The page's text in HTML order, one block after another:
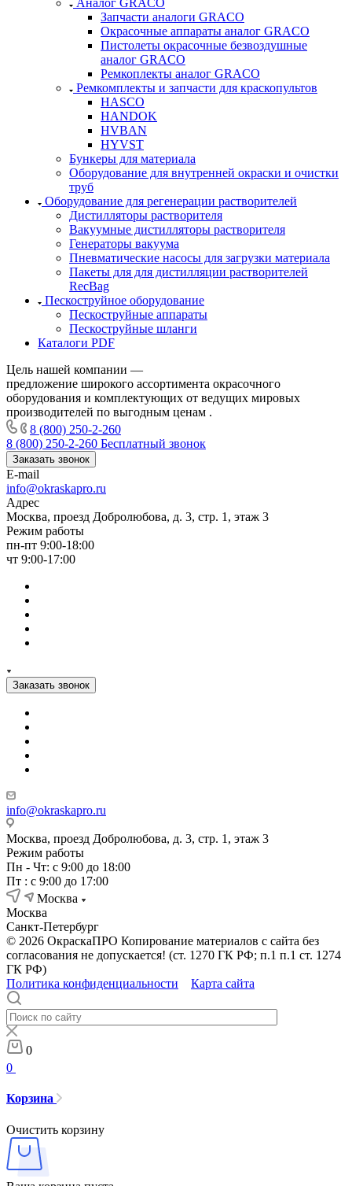
Аналог GRACO
Запчасти аналоги GRACO
Окрасочные аппараты аналог GRACO
Пистолеты окрасочные безвоздушные
аналог GRACO
Ремкоплекты аналог GRACO
Ремкомплекты и запчасти для краскопультов
HASCO
HANDOK
HVBAN
HYVST
Бункеры для материала
Оборудование для внутренней окраски и очистки
труб
Оборудование для регенерации растворителей
Дистилляторы растворителя
Вакуумные дистилляторы растворителя
Генераторы вакуума
Пневматические насосы для загрузки материала
Пакеты для для дистилляции растворителей
RecBag
Пескоструйное оборудование
Пескоструйные аппараты
Пескоструйные шланги
Каталоги PDF
Цель нашей компании —
предложение широкого ассортимента окрасочного
оборудования и комплектующих от ведущих мировых
производителей по выгодным ценам .
8 (800) 250-2-260
8 (800) 250-2-260 Бесплатный звонок
Заказать звонок
E-mail
info@okraskapro.ru
Адрес
Москва, проезд Добролюбова, д. 3, стр. 1, этаж 3
Режим работы
пн-пт 9:00-18:00
чт 9:00-17:00
Заказать звонок
info@okraskapro.ru
Москва, проезд Добролюбова, д. 3, стр. 1, этаж 3
Режим работы
Пн - Чт: с 9:00 до 18:00
Пт : с 9:00 до 17:00
Москва
Москва
Санкт-Петербург
© 2026 ОкраскаПРО Копирование материалов с сайта без
согласования не допускается! (ст. 1270 ГК РФ; п.1 п.1 ст. 1274
ГК РФ)
Политика конфиденциальности
Карта сайта
0
0
Корзина
Очистить корзину